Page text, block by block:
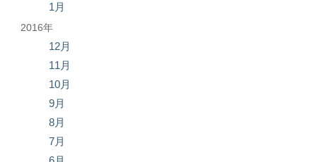
1月
2016年
12月
11月
10月
9月
8月
7月